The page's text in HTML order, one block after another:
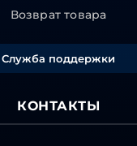
Возврат товара
Служба поддержки
КОНТАКТЫ